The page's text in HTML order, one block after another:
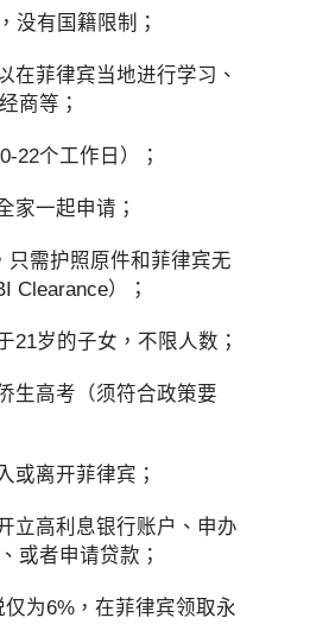
没有国籍限制；
在菲律宾当地进行学习、
商等；
22个工作日）；
家一起申请；
只需护照原件和菲律宾无
Clearance）；
21岁的子女，不限人数；
生高考（须符合政策要
或离开菲律宾；
立高利息银行账户、申办
或者申请贷款；
为6%，在菲律宾领取永